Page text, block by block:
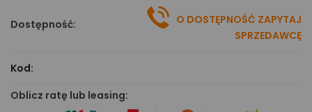
Dostępność:
O DOSTĘPNOŚĆ ZAPYTAJ
SPRZEDAWCĘ
Kod:
Oblicz ratę lub leasing: